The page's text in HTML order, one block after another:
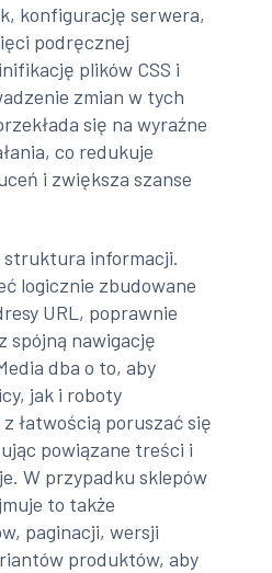
konfigurację serwera,
podręcznej
plików CSS i
zmian w tych
się na wyraźne
co redukuje
i zwiększa szanse
struktura informacji.
logicznie zbudowane
URL, poprawnie
spójną nawigację
dba o to, aby
jak i roboty
łatwością poruszać się
powiązane treści i
W przypadku sklepów
to także
paginacji, wersji
produktów, aby